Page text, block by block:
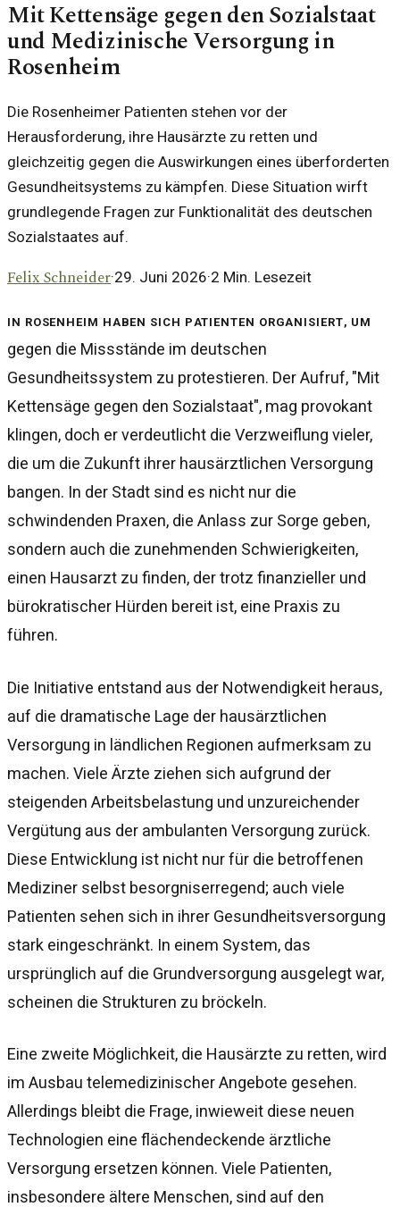
Mit Kettensäge gegen den Sozialstaat
und Medizinische Versorgung in
Rosenheim
Die Rosenheimer Patienten stehen vor der
Herausforderung, ihre Hausärzte zu retten und
gleichzeitig gegen die Auswirkungen eines überforderten
Gesundheitsystems zu kämpfen. Diese Situation wirft
grundlegende Fragen zur Funktionalität des deutschen
Sozialstaates auf.
Felix Schneider·29. Juni 2026·2 Min. Lesezeit
In Rosenheim haben sich Patienten organisiert, um
gegen die Missstände im deutschen
Gesundheitssystem zu protestieren. Der Aufruf, "Mit
Kettensäge gegen den Sozialstaat", mag provokant
klingen, doch er verdeutlicht die Verzweiflung vieler,
die um die Zukunft ihrer hausärztlichen Versorgung
bangen. In der Stadt sind es nicht nur die
schwindenden Praxen, die Anlass zur Sorge geben,
sondern auch die zunehmenden Schwierigkeiten,
einen Hausarzt zu finden, der trotz finanzieller und
bürokratischer Hürden bereit ist, eine Praxis zu
führen.
Die Initiative entstand aus der Notwendigkeit heraus,
auf die dramatische Lage der hausärztlichen
Versorgung in ländlichen Regionen aufmerksam zu
machen. Viele Ärzte ziehen sich aufgrund der
steigenden Arbeitsbelastung und unzureichender
Vergütung aus der ambulanten Versorgung zurück.
Diese Entwicklung ist nicht nur für die betroffenen
Mediziner selbst besorgniserregend; auch viele
Patienten sehen sich in ihrer Gesundheitsversorgung
stark eingeschränkt. In einem System, das
ursprünglich auf die Grundversorgung ausgelegt war,
scheinen die Strukturen zu bröckeln.
Eine zweite Möglichkeit, die Hausärzte zu retten, wird
im Ausbau telemedizinischer Angebote gesehen.
Allerdings bleibt die Frage, inwieweit diese neuen
Technologien eine flächendeckende ärztliche
Versorgung ersetzen können. Viele Patienten,
insbesondere ältere Menschen, sind auf den